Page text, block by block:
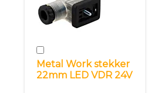
Metal Work stekker
22mm LED VDR 24V
In
winkelwagen